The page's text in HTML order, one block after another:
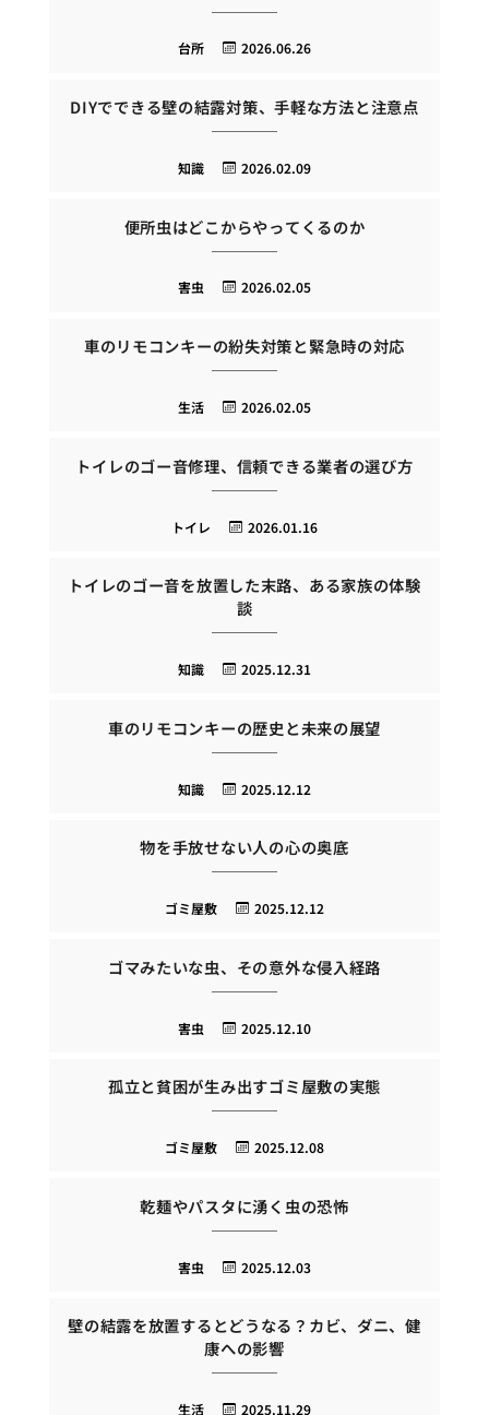
2026.06.26
台所
DIYでできる壁の結露対策、手軽な方法と注意点
2026.02.09
知識
便所虫はどこからやってくるのか
2026.02.05
害虫
車のリモコンキーの紛失対策と緊急時の対応
2026.02.05
生活
トイレのゴー音修理、信頼できる業者の選び方
2026.01.16
トイレ
トイレのゴー音を放置した末路、ある家族の体験
談
2025.12.31
知識
車のリモコンキーの歴史と未来の展望
2025.12.12
知識
物を手放せない人の心の奥底
2025.12.12
ゴミ屋敷
ゴマみたいな虫、その意外な侵入経路
2025.12.10
害虫
孤立と貧困が生み出すゴミ屋敷の実態
2025.12.08
ゴミ屋敷
乾麺やパスタに湧く虫の恐怖
2025.12.03
害虫
壁の結露を放置するとどうなる？カビ、ダニ、健
康への影響
2025.11.29
生活